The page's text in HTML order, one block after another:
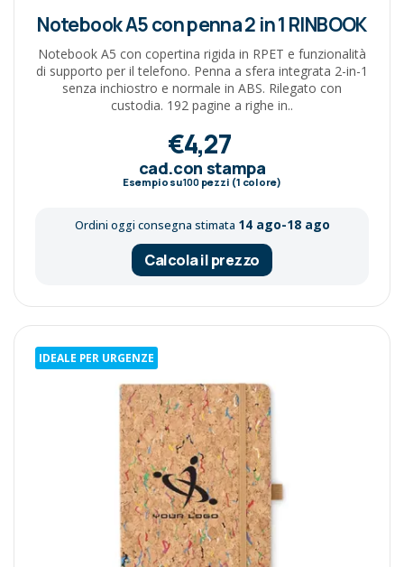
Notebook A5 con penna 2 in 1 RINBOOK
Notebook A5 con copertina rigida in RPET e funzionalità
di supporto per il telefono. Penna a sfera integrata 2-in-1
senza inchiostro e normale in ABS. Rilegato con
custodia. 192 pagine a righe in..
€4,27
cad.con stampa
Esempio su100pezzi (1 colore)
Ordini oggi consegna stimata 14 ago-18 ago
Calcola il prezzo
IDEALE PER URGENZE